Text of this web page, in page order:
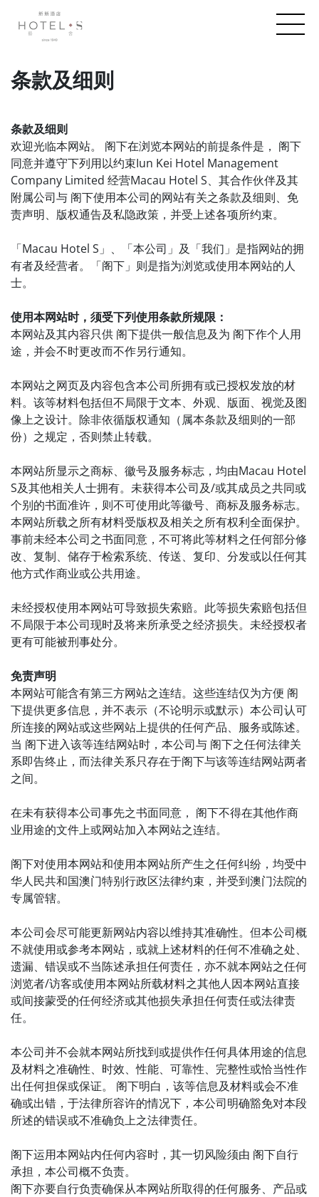
条款及细则
条款及细则
欢迎光临本网站。 阁下在浏览本网站的前提条件是， 阁下
同意并遵守下列用以约束Iun Kei Hotel Management
Company Limited 经营Macau Hotel S、其合作伙伴及其
附属公司与 阁下使用本公司的网站有关之条款及细则、免
责声明、版权通告及私隐政策，并受上述各项所约束。
「Macau Hotel S」、「本公司」及「我们」是指网站的拥
有者及经营者。「阁下」则是指为浏览或使用本网站的人
士。
使用本网站时，须受下列使用条款所规限：
本网站及其内容只供 阁下提供一般信息及为 阁下作个人用
途，并会不时更改而不作另行通知。
本网站之网页及内容包含本公司所拥有或已授权发放的材
料。该等材料包括但不局限于文本、外观、版面、视觉及图
像上之设计。除非依循版权通知（属本条款及细则的一部
份）之规定，否则禁止转载。
本网站所显示之商标、徽号及服务标志，均由Macau Hotel
S及其他相关人士拥有。未获得本公司及/或其成员之共同或
个别的书面准许，则不可使用此等徽号、商标及服务标志。
本网站所载之所有材料受版权及相关之所有权利全面保护。
事前未经本公司之书面同意，不可将此等材料之任何部分修
改、复制、储存于检索系统、传送、复印、分发或以任何其
他方式作商业或公共用途。
未经授权使用本网站可导致损失索赔。此等损失索赔包括但
不局限于本公司现时及将来所承受之经济损失。未经授权者
更有可能被刑事处分。
免责声明
本网站可能含有第三方网站之连结。这些连结仅为方便 阁
下提供更多信息，并不表示（不论明示或默示）本公司认可
所连接的网站或这些网站上提供的任何产品、服务或陈述。
当 阁下进入该等连结网站时，本公司与 阁下之任何法律关
系即告终止，而法律关系只存在于阁下与该等连结网站两者
之间。
在未有获得本公司事先之书面同意， 阁下不得在其他作商
业用途的文件上或网站加入本网站之连结。
阁下对使用本网站和使用本网站所产生之任何纠纷，均受中
华人民共和国澳门特别行政区法律约束，并受到澳门法院的
专属管辖。
本公司会尽可能更新网站内容以维持其准确性。但本公司概
不就使用或参考本网站，或就上述材料的任何不准确之处、
遗漏、错误或不当陈述承担任何责任，亦不就本网站之任何
浏览者/访客或使用本网站所载材料之其他人因本网站直接
或间接蒙受的任何经济或其他损失承担任何责任或法律责
任。
本公司并不会就本网站所找到或提供作任何具体用途的信息
及材料之准确性、时效、性能、可靠性、完整性或恰当性作
出任何担保或保证。 阁下明白，该等信息及材料或会不准
确或出错，于法律所容许的情况下，本公司明确豁免对本段
所述的错误或不准确负上之法律责任。
阁下运用本网站内任何内容时，其一切风险须由 阁下自行
承担，本公司概不负责。
阁下亦要自行负责确保从本网站所取得的任何服务、产品或